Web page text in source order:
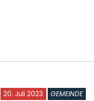
20. Juli 2023 GEMEINDE